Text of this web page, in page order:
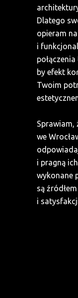
Dlatego
opieram
i
by efekt
Twoim
Sprawiam,
we
i pragną
wykonane
są
i